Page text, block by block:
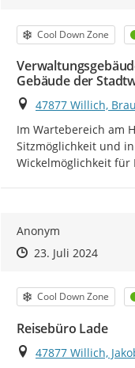
Kategorie
Cool Down Zone
Gebäude der
Ort
47877 Willich,
Im Wartebereich am
Sitzmöglichkeit und
Wickelmöglichkeit für
Anonym
Zeitpunkt des
Zeitpunkt des
23. Juli 2024Zur
Kategorie
Cool Down Zone
Reisebüro Lade
Ort
47877 Willich,